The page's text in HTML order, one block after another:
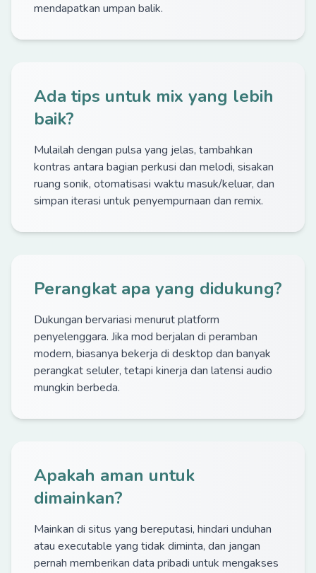
mendapatkan umpan balik.
Ada tips untuk mix yang lebih
baik?
Mulailah dengan pulsa yang jelas, tambahkan
kontras antara bagian perkusi dan melodi, sisakan
ruang sonik, otomatisasi waktu masuk/keluar, dan
simpan iterasi untuk penyempurnaan dan remix.
Perangkat apa yang didukung?
Dukungan bervariasi menurut platform
penyelenggara. Jika mod berjalan di peramban
modern, biasanya bekerja di desktop dan banyak
perangkat seluler, tetapi kinerja dan latensi audio
mungkin berbeda.
Apakah aman untuk
dimainkan?
Mainkan di situs yang bereputasi, hindari unduhan
atau executable yang tidak diminta, dan jangan
pernah memberikan data pribadi untuk mengakses